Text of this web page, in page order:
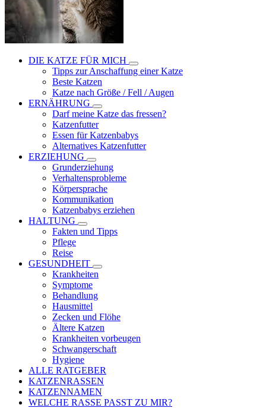
DIE KATZE FÜR MICH
Tipps zur Anschaffung einer Katze
Beste Katzen
Katze nach Größe / Fell / Augen
ERNÄHRUNG
Darf meine Katze das fressen?
Katzenfutter
Essen für Katzenbabys
Alternatives Katzenfutter
ERZIEHUNG
Grunderziehung
Verhaltensprobleme
Körpersprache
Kommunikation
Katzenbabys erziehen
HALTUNG
Fakten und Tipps
Pflege
Reise
GESUNDHEIT
Krankheiten
Symptome
Behandlung
Hausmittel
Zecken und Flöhe
Ältere Katzen
Krankheiten vorbeugen
Schwangerschaft
Hygiene
ALLE RATGEBER
KATZENRASSEN
KATZENNAMEN
WELCHE RASSE PASST ZU MIR?